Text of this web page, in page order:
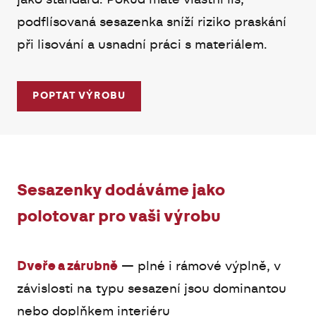
podflísovaná sesazenka sníží riziko praskání
při lisování a usnadní práci s materiálem.
POPTAT VÝROBU
Sesazenky dodáváme jako
polotovar pro vaši výrobu
Dveře a zárubně — plné i rámové výplně, v
závislosti na typu sesazení jsou dominantou
nebo doplňkem interiéru